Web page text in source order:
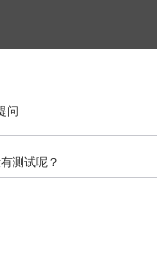
问
测试呢？